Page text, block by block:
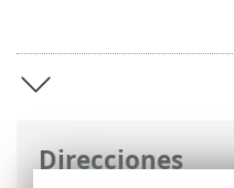
Direcciones